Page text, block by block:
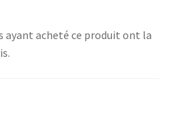
ayant acheté ce produit ont la